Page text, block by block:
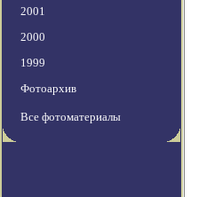
2001
2000
1999
Фотоархив
Все фотоматериалы